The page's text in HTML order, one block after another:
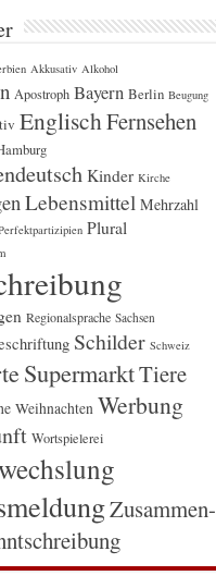
Akkusativ Alkohol
Apostroph Bayern Berlin Beugung
EnglischFernsehen
Kinder Kirche
Lebensmittel Mehrzahl
Plural
Regionalsprache Sachsen
Schilder Schweiz
SupermarktTiere
Weihnachten Werbung
Wortspielerei
Zusammen-